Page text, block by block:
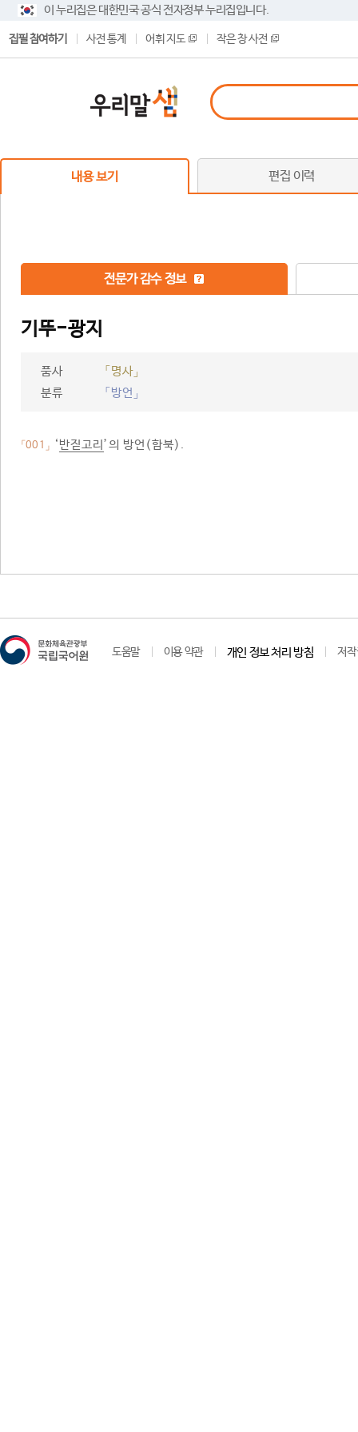
이 누리집은 대한민국 공식 전자정부 누리집입니다.
집필 참여하기 사전 통계 어휘 지도 작은 창 사전
내용 보기 편집 이력
전문가 감수 정보
기뚜-광지
품사
「명사」
분류
「방언」
「001」 ‘반짇고리 ’의 방언(함북).
도움말 이용 약관 개인 정보 처리 방침 저